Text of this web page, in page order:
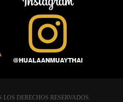
DERECHOS RESERVADOS.